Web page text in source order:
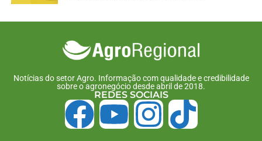
Pedágios:
dos lotes 1 e 2 do Paraná
28 de fevereiro, 2024
TÓPICOS RELACIONADOS:
Tratorcase anuncia nova loja em Guarapuava
Notícias do setor Agro. Informação com qualidade e credibilidade
sobre o agronegócio desde abril de 2018.
REDES SOCIAIS